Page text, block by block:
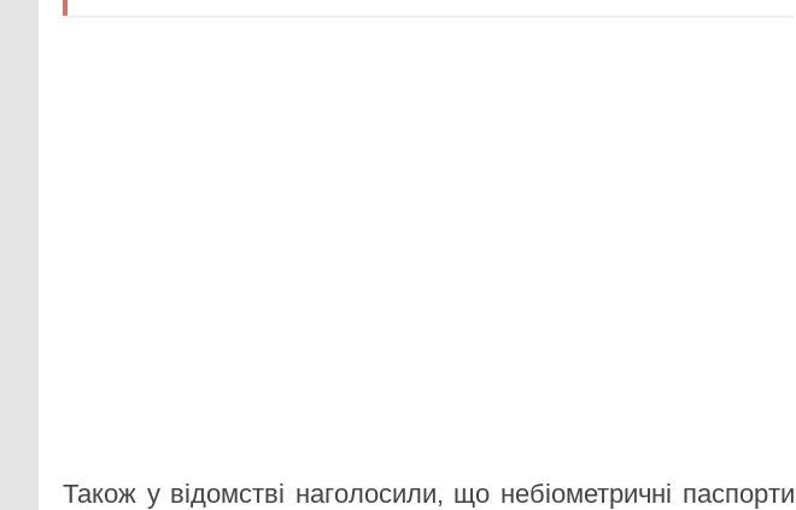
Також у відомстві наголосили, що небіометричні паспорти